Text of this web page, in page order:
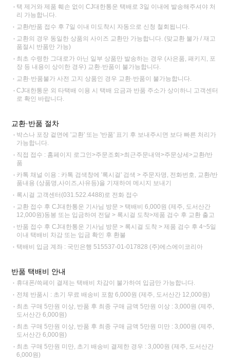
택 제거와 제품 훼손 없이 CJ대한통운 택배로 3일 이내에 발송해주셔야 처
리 가능합니다.
교환/반품 접수 후 7일 이내 미도착시 자동으로 신청 철회됩니다.
교환의 경우 동일한 상품의 사이즈 교환만 가능합니다. (맞교환 불가 / 재고
품절시 반품만 가능)
최초 수령한 그대로가 아닌 일부 상품만 발송하는 경우 (사은품, 패키지, 포
장 등 내용이 상이한 경우) 교환·반품이 불가능합니다.
교환·반품불가 사전 고지 상품인 경우 교환·반품이 불가능합니다.
CJ대한통운 외 타택배 이용 시 택배 요금과 반품 주소가 상이하니 고객센터
로 확인 바랍니다.
교환·반품 절차
박스나 포장 겉면에 '교환' 또는 '반품' 표기 후 보내주시면 보다 빠른 처리가
가능합니다.
직접 접수 : 홈페이지 로그인>주문조회>최근주문내역>주문상세>교환/반
품
카톡 채널 이용 : 카톡 검색창에 '록시걸' 검색 > 주문자명, 전화번호, 교환/반
품내용 (상품명,사이즈,사유등)을 기재하여 메시지 보내기
록시걸 고객센터(031.522.4488)로 전화 접수
교환 접수 후 CJ대한통운 기사님 방문 > 택배비 6,000원 (제주, 도서산간
12,000원)동봉 또는 입금하여 전달 > 록시걸 도착>제품 검수 후 교환 출고
반품 접수 후 CJ대한통운 기사님 방문 > 록시걸 도착 > 제품 검수 후 4~5일
이내 택배비 차감 또는 입금 확인 후 환불
택배비 입금 계좌 : 국민은행 515537-01-017828 (주)에스에이코리아
반품 택배비 안내
휴대폰/쓱페이 결제는 택배비 차감이 불가하여 입금만 가능합니다.
전체 반품시 : 초기 무료 배송비 포함 6,000원 (제주, 도서산간 12,000원)
최초 구매 5만원 이상, 반품 후 최종 구매 금액 5만원 이상 : 3,000원 (제주,
도서산간 6,000원)
최초 구매 5만원 이상, 반품 후 최종 구매 금액 5만원 미만 : 3,000원 (제주,
도서산간 6,000원)
최초 구매 5만원 미만, 초기 배송비 결제한 경우 : 3,000원 (제주, 도서산간
6,000원)